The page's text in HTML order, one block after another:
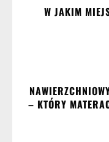
W JAKIM
– KTÓRY